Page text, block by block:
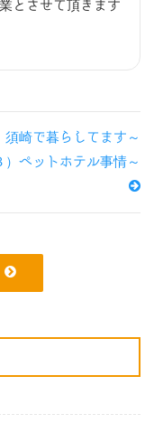
とさせて頂きます
須崎で暮らしてます～
）ペットホテル事情～